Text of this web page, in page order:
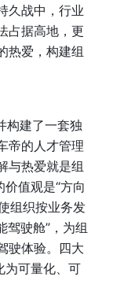
久战中，行业
占据高地，更
热爱，构建组
构建了一套独
帝的人才管理
与热爱就是组
值观是“方向
组织按业务发
驾驶舱”，为组
驶体验。四大
为可量化、可